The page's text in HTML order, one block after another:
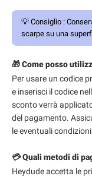
💡 Consiglio :
scarpe su una
🎁 Come posso
Per usare un codice
e inserisci il codice
sconto verrà
del pagamento.
le eventuali
💳 Quali metodi di
Heydude accetta le